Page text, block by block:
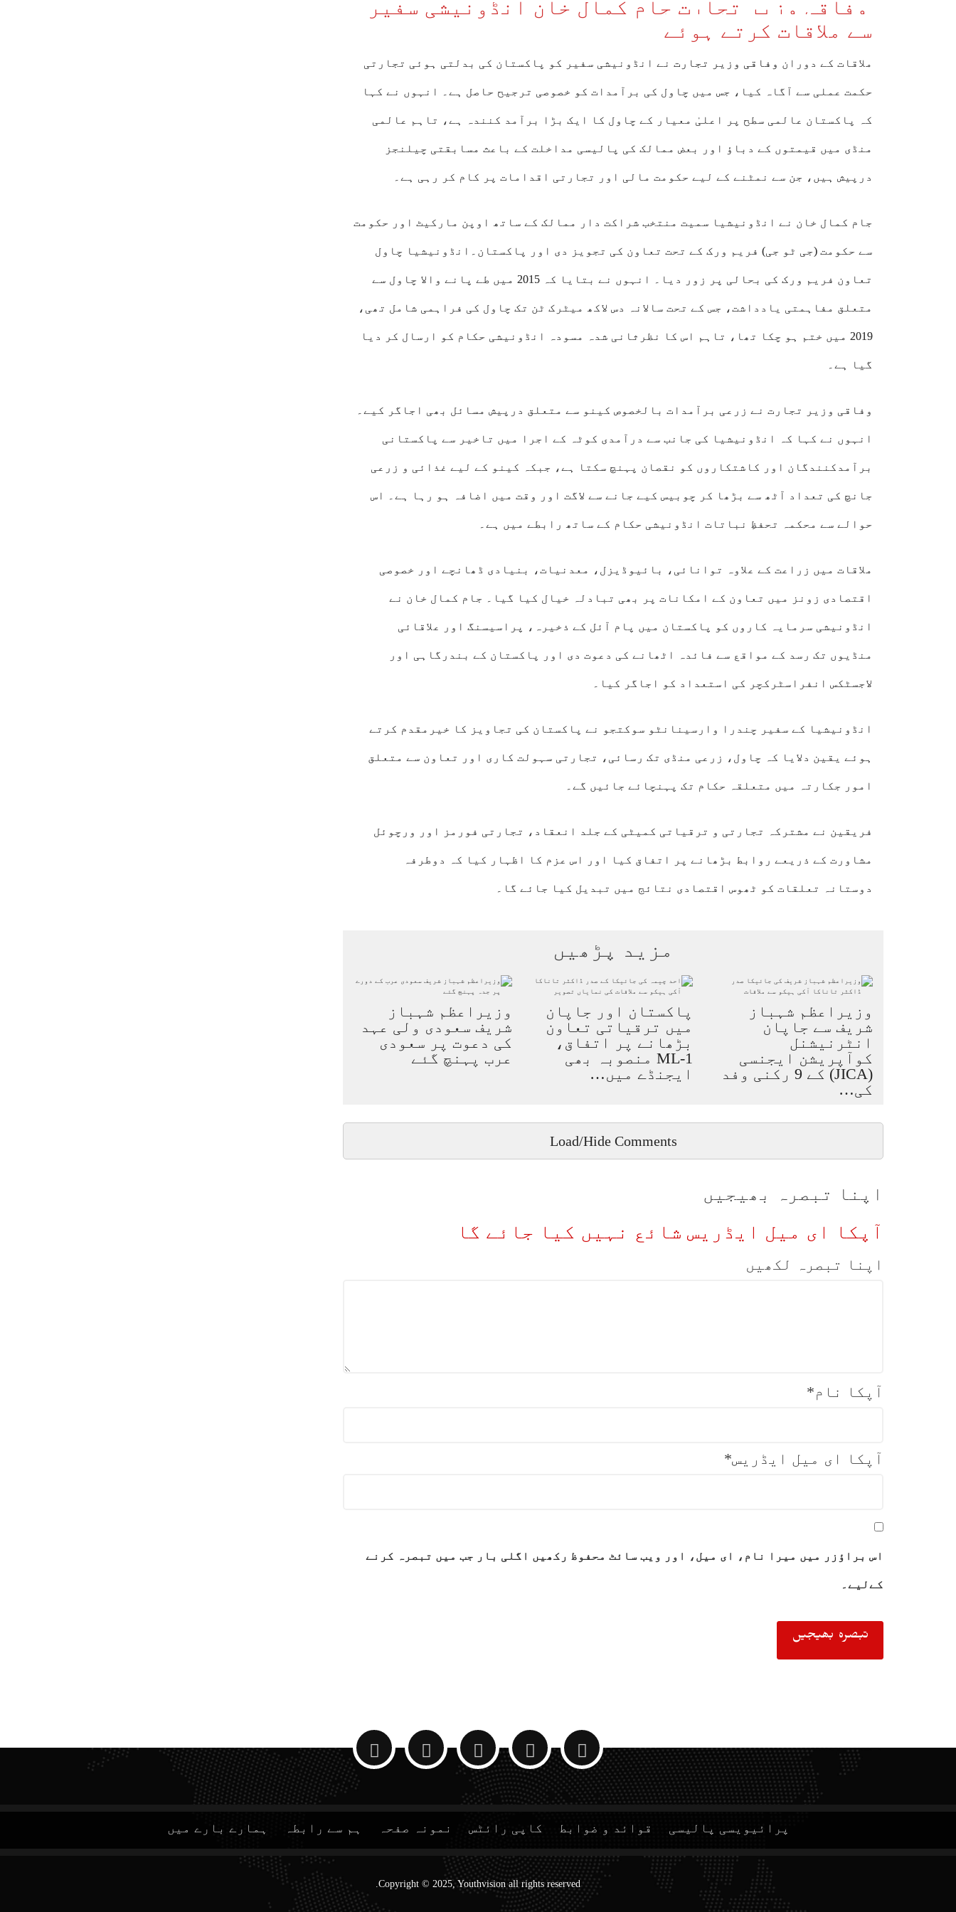
وفاقی وزیر تجارت جام کمال خان انڈونیشی سفیر
سے ملاقات کرتے ہوئے
ملاقات کے دوران وفاقی وزیر تجارت نے انڈونیشی سفیر کو پاکستان کی بدلتی ہوئی تجارتی
حکمت عملی سے آگاہ کیا، جس میں چاول کی برآمدات کو خصوصی ترجیح حاصل ہے۔ انہوں نے کہا
کہ پاکستان عالمی سطح پر اعلیٰ معیار کے چاول کا ایک بڑا برآمد کنندہ ہے، تاہم عالمی
منڈی میں قیمتوں کے دباؤ اور بعض ممالک کی پالیسی مداخلت کے باعث مسابقتی چیلنجز
درپیش ہیں، جن سے نمٹنے کے لیے حکومت مالی اور تجارتی اقدامات پر کام کر رہی ہے۔
جام کمال خان نے انڈونیشیا سمیت منتخب شراکت دار ممالک کے ساتھ اوپن مارکیٹ اور حکومت
سے حکومت (جی ٹو جی) فریم ورک کے تحت تعاون کی تجویز دی اور پاکستان۔انڈونیشیا چاول
تعاون فریم ورک کی بحالی پر زور دیا۔ انہوں نے بتایا کہ 2015 میں طے پانے والا چاول سے
متعلق مفاہمتی یادداشت، جس کے تحت سالانہ دس لاکھ میٹرک ٹن تک چاول کی فراہمی شامل تھی،
2019 میں ختم ہو چکا تھا، تاہم اس کا نظرثانی شدہ مسودہ انڈونیشی حکام کو ارسال کر دیا
گیا ہے۔
وفاقی وزیر تجارت نے زرعی برآمدات بالخصوص کینو سے متعلق درپیش مسائل بھی اجاگر کیے۔
انہوں نے کہا کہ انڈونیشیا کی جانب سے درآمدی کوٹہ کے اجرا میں تاخیر سے پاکستانی
برآمدکنندگان اور کاشتکاروں کو نقصان پہنچ سکتا ہے، جبکہ کینو کے لیے غذائی و زرعی
جانچ کی تعداد آٹھ سے بڑھا کر چوبیس کیے جانے سے لاگت اور وقت میں اضافہ ہو رہا ہے۔ اس
حوالے سے محکمہ تحفظِ نباتات انڈونیشی حکام کے ساتھ رابطے میں ہے۔
ملاقات میں زراعت کے علاوہ توانائی، بائیوڈیزل، معدنیات، بنیادی ڈھانچے اور خصوصی
اقتصادی زونز میں تعاون کے امکانات پر بھی تبادلہ خیال کیا گیا۔ جام کمال خان نے
انڈونیشی سرمایہ کاروں کو پاکستان میں پام آئل کے ذخیرہ، پراسیسنگ اور علاقائی
منڈیوں تک رسد کے مواقع سے فائدہ اٹھانے کی دعوت دی اور پاکستان کے بندرگاہی اور
لاجسٹکس انفراسٹرکچر کی استعداد کو اجاگر کیا۔
انڈونیشیا کے سفیر چندرا وارسینانٹو سوکتجو نے پاکستان کی تجاویز کا خیرمقدم کرتے
ہوئے یقین دلایا کہ چاول، زرعی منڈی تک رسائی، تجارتی سہولت کاری اور تعاون سے متعلق
امور جکارتہ میں متعلقہ حکام تک پہنچائے جائیں گے۔
فریقین نے مشترکہ تجارتی و ترقیاتی کمیٹی کے جلد انعقاد، تجارتی فورمز اور ورچوئل
مشاورت کے ذریعے روابط بڑھانے پر اتفاق کیا اور اس عزم کا اظہار کیا کہ دوطرفہ
دوستانہ تعلقات کو ٹھوس اقتصادی نتائج میں تبدیل کیا جائے گا۔
مزید پڑھیں
وزیراعظم شہباز
شریف سعودی ولی عہد
کی دعوت پر سعودی
عرب پہنچ گئے
پاکستان اور جاپان
میں ترقیاتی تعاون
بڑھانے پر اتفاق،
ML-1 منصوبہ بھی
ایجنڈے میں…
وزیراعظم شہباز
شریف سے جاپان
انٹرنیشنل
کوآپریشن ایجنسی
(JICA) کے 9 رکنی وفد
کی…
Load/Hide Comments
اپنا تبصرہ بھیجیں
آپکا ای میل ایڈریس شائع نہیں کیا جائے گا
اپنا تبصرہ لکھیں
آپکا نام*
آپکا ای میل ایڈریس*
اس براؤزر میں میرا نام، ای میل، اور ویب سائٹ محفوظ رکھیں اگلی بار جب میں تبصرہ کرنے
کےلیے۔
پرائیویسی پالیسی قوائد و ضوابط کاپی رائٹس نمونہ صفحہ ہم سے رابطہ ہمارے بارے میں
Copyright © 2025, Youthvision all rights reserved.